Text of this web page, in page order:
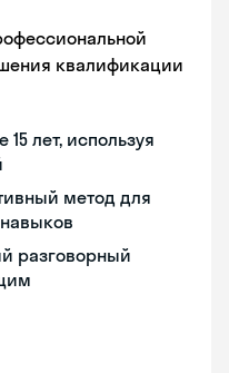
квалификации
лет, используя
метод для
разговорный